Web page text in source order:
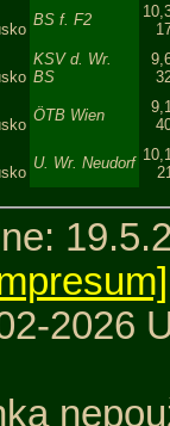
BS f. F2
KSV d. Wr.
BS
ÖTB Wien
U. Wr. Neudorf